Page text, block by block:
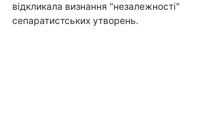
відкликала визнання "незалежності"
сепаратистських утворень.